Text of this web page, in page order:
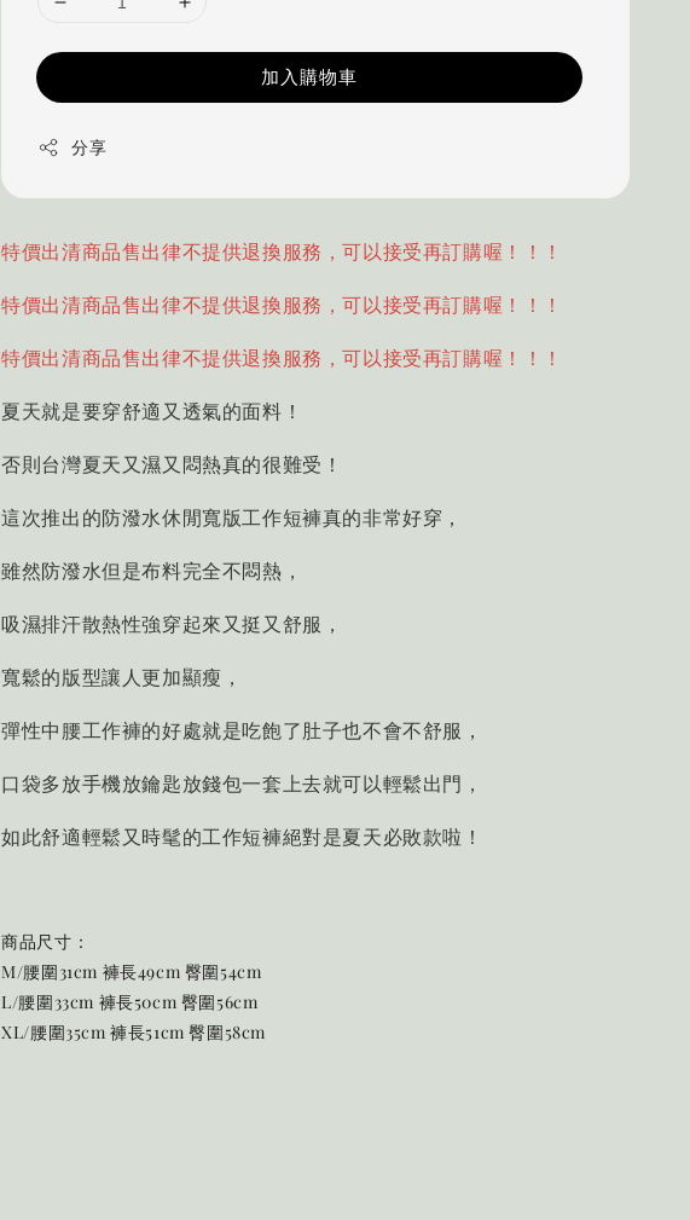
加入購物車
分享
特價出清商品售出律不提供退換服務，可以接受再訂購喔！！！
特價出清商品售出律不提供退換服務，可以接受再訂購喔！！！
特價出清商品售出律不提供退換服務，可以接受再訂購喔！！！
夏天就是要穿舒適又透氣的面料！
否則台灣夏天又濕又悶熱真的很難受！
這次推出的防潑水休閒寬版工作短褲真的非常好穿，
雖然防潑水但是布料完全不悶熱，
吸濕排汗散熱性強穿起來又挺又舒服，
寬鬆的版型讓人更加顯瘦，
彈性中腰工作褲的好處就是吃飽了肚子也不會不舒服，
口袋多放手機放鑰匙放錢包一套上去就可以輕鬆出門，
如此舒適輕鬆又時髦的工作短褲絕對是夏天必敗款啦！
商品尺寸：
M/腰圍31cm 褲長49cm 臀圍54cm
L/腰圍33cm 褲長50cm 臀圍56cm
XL/腰圍35cm 褲長51cm 臀圍58cm